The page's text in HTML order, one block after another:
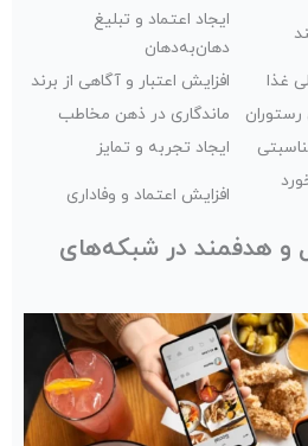
ایجاد اعتماد و تبلیغ
دهان‌به‌دهان
غذا
افزایش اعتبار و آگاهی از برند
رستوران
ماندگاری در ذهن مخاطب
ایجاد تجربه و تمایز
افزایش اعتماد و وفاداری
و هدفمند در شبکه‌های